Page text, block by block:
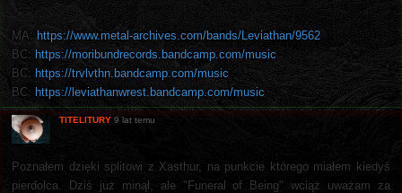
MA: https://www.metal-archives.com/bands/Leviathan/9562
BC: https://moribundrecords.bandcamp.com/music
BC: https://trvlvthn.bandcamp.com/music
BC: https://leviathanwrest.bandcamp.com/music
TITELITURY 9 lat temu
Poznałem dzięki splitowi z Xasthur, na punkcie którego miałem kiedyś
pierdolca. Dziś już minął, ale "Funeral of Being" wciąż uważam za